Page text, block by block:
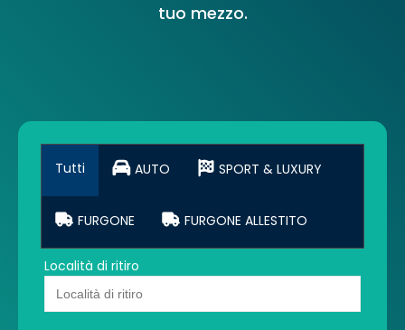
tuo mezzo.
Tutti AUTO SPORT & LUXURY
FURGONE FURGONE ALLESTITO
Località di ritiro